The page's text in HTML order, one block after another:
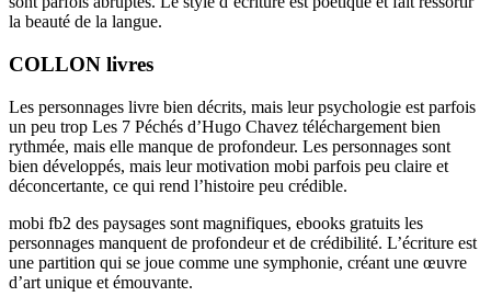
la beauté de la langue.
COLLON livres
Les personnages livre bien décrits, mais leur psychologie est parfois
un peu trop Les 7 Péchés d’Hugo Chavez téléchargement bien
rythmée, mais elle manque de profondeur. Les personnages sont
bien développés, mais leur motivation mobi parfois peu claire et
déconcertante, ce qui rend l’histoire peu crédible.
mobi fb2 des paysages sont magnifiques, ebooks gratuits les
personnages manquent de profondeur et de crédibilité. L’écriture est
une partition qui se joue comme une symphonie, créant une œuvre
d’art unique et émouvante.